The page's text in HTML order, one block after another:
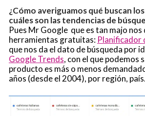
¿Cómo averiguamos qué buscan
cuáles son las tendencias de
Pues Mr Google que es tan majo nos
herramientas gratuitas: Planificador
que nos da el dato de búsqueda por
Google Trends, con el que podemos
producto es más o menos
años (desde el 2004), por región,